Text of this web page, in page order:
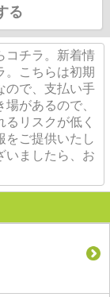
る
コチラ。新着情
。こちらは初期
ので、支払い手
があるので、
リスクが低く
をご提供いたし
いましたら、お